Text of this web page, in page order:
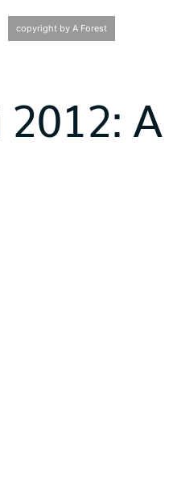
copyright by A Forest
A